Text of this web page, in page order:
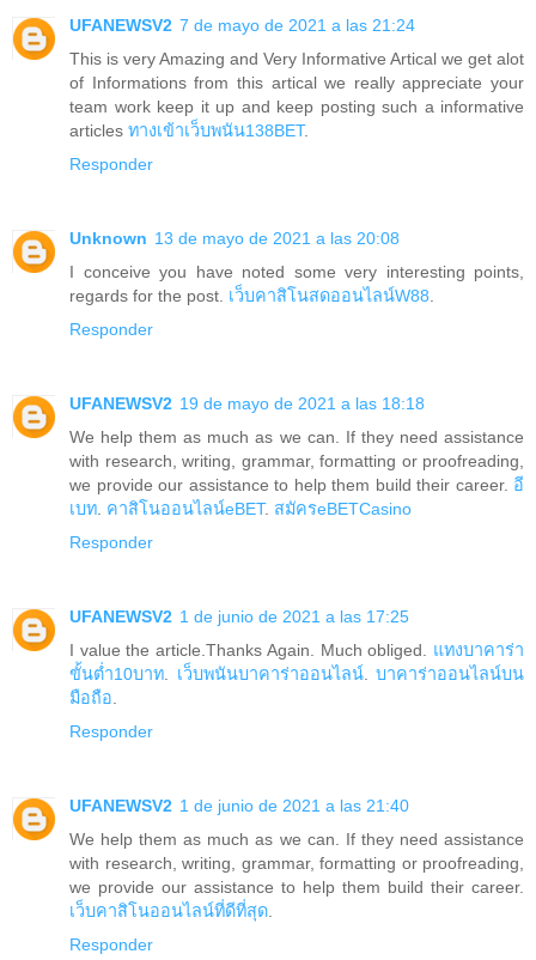
UFANEWSV2 7 de mayo de 2021 a las 21:24
This is very Amazing and Very Informative Artical we get alot
of Informations from this artical we really appreciate your
team work keep it up and keep posting such a informative
articles ทางเข้าเว็บพนัน138BET.
Responder
Unknown 13 de mayo de 2021 a las 20:08
I conceive you have noted some very interesting points,
regards for the post. เว็บคาสิโนสดออนไลน์W88.
Responder
UFANEWSV2 19 de mayo de 2021 a las 18:18
We help them as much as we can. If they need assistance
with research, writing, grammar, formatting or proofreading,
we provide our assistance to help them build their career. อี
เบท. คาสิโนออนไลน์eBET. สมัครeBETCasino
Responder
UFANEWSV2 1 de junio de 2021 a las 17:25
I value the article.Thanks Again. Much obliged. แทงบาคาร่า
ขั้นต่ำ10บาท. เว็บพนันบาคาร่าออนไลน์. บาคาร่าออนไลน์บน
มือถือ.
Responder
UFANEWSV2 1 de junio de 2021 a las 21:40
We help them as much as we can. If they need assistance
with research, writing, grammar, formatting or proofreading,
we provide our assistance to help them build their career.
เว็บคาสิโนออนไลน์ที่ดีที่สุด.
Responder